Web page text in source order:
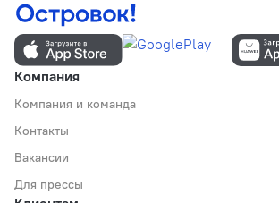
Компания
Компания и команда
Контакты
Вакансии
Для прессы